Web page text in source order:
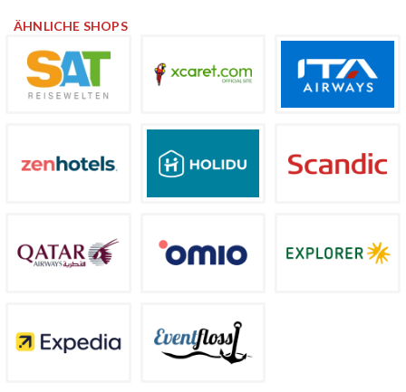
ÄHNLICHE SHOPS